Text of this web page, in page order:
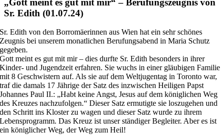
„Gott meint es gut mit mir“ – Berufungszeugnis von
Sr. Edith (01.07.24)
Sr. Edith von den Borromäerinnen aus Wien hat ein sehr schönes
Zeugnis bei unserem monatlichen Berufungsabend in Maria Schutz
gegeben.
Gott meint es gut mit mir – dies durfte Sr. Edith besonders in ihrer
Kinder- und Jugendzeit erfahren. Sie wuchs in einer gläubigen Familie
mit 8 Geschwistern auf. Als sie auf dem Weltjugentag in Toronto war,
traf die damals 17 Jährige der Satz des inzwischen Heiligen Papst
Johannes Paul II.: „Habt keine Angst, Jesus auf dem königlichen Weg
des Kreuzes nachzufolgen.“ Dieser Satz ermutigte sie loszugehen und
den Schritt ins Kloster zu wagen und dieser Satz wurde zu ihrem
Lebensprogramm. Das Kreuz ist unser ständiger Begleiter. Aber es ist
ein königlicher Weg, der Weg zum Heil!